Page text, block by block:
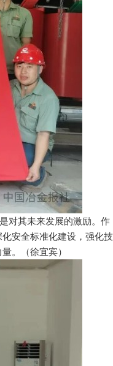
对其未来发展的激励。作
安全标准化建设，强化技
。（徐宜宾）